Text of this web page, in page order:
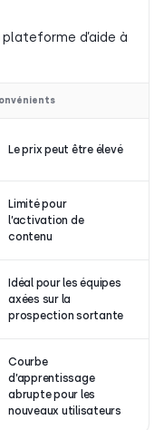
d’aide à
Le prix peut être élevé
Limité pour
l’activation de
contenu
Idéal pour les équipes
axées sur la
prospection sortante
Courbe
d’apprentissage
abrupte pour les
nouveaux utilisateurs